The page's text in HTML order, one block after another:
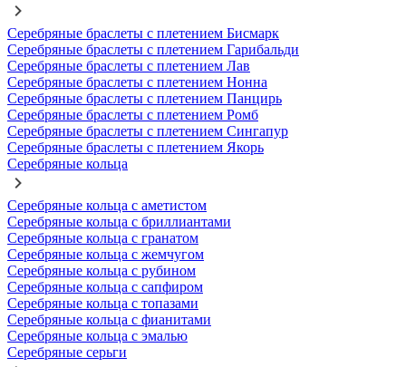
Серебряные браслеты с плетением Бисмарк
Серебряные браслеты с плетением Гарибальди
Серебряные браслеты с плетением Лав
Серебряные браслеты с плетением Нонна
Серебряные браслеты с плетением Панцирь
Серебряные браслеты с плетением Ромб
Серебряные браслеты с плетением Сингапур
Серебряные браслеты с плетением Якорь
Серебряные кольца
Серебряные кольца с аметистом
Серебряные кольца с бриллиантами
Серебряные кольца с гранатом
Серебряные кольца с жемчугом
Серебряные кольца с рубином
Серебряные кольца с сапфиром
Серебряные кольца с топазами
Серебряные кольца с фианитами
Серебряные кольца с эмалью
Серебряные серьги